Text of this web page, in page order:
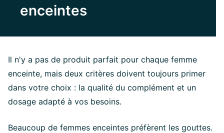
enceintes
Il n'y a pas de produit parfait pour chaque femme
enceinte, mais deux critères doivent toujours primer
dans votre choix : la qualité du complément et un
dosage adapté à vos besoins.
Beaucoup de femmes enceintes préfèrent les gouttes.